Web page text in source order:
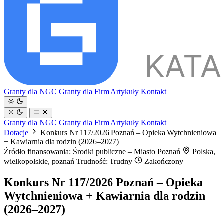
Granty dla NGO Granty dla Firm Artykuły Kontakt
Granty dla NGO Granty dla Firm Artykuły Kontakt
Dotacje
Konkurs Nr 117/2026 Poznań – Opieka Wytchnieniowa
+ Kawiarnia dla rodzin (2026–2027)
Źródło finansowania: Środki publiczne – Miasto Poznań
Polska,
wielkopolskie, poznań Trudność: Trudny Zakończony
Konkurs Nr 117/2026 Poznań – Opieka
Wytchnieniowa + Kawiarnia dla rodzin
(2026–2027)